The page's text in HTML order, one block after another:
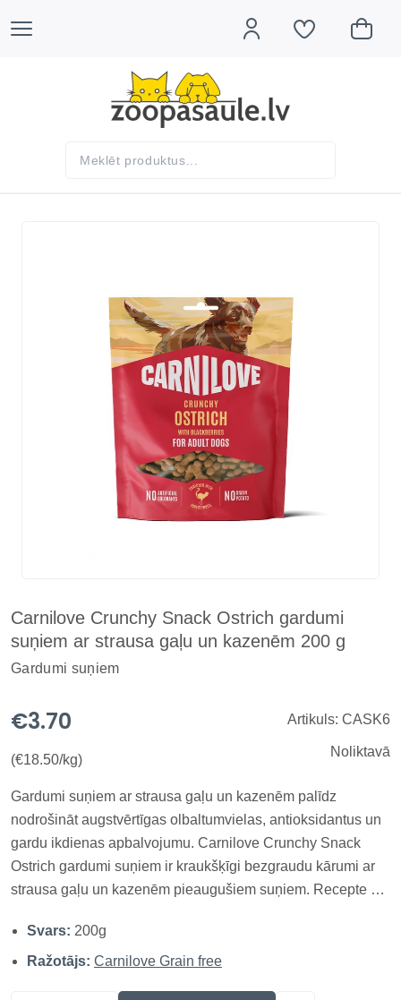
Carnilove Crunchy Snack Ostrich gardumi
suņiem ar strausa gaļu un kazenēm 200 g
Gardumi suņiem
€3.70
(€18.50/kg)
Artikuls: CASK6
Noliktavā
Gardumi suņiem ar strausa gaļu un kazenēm palīdz
nodrošināt augstvērtīgas olbaltumvielas, antioksidantus un
gardu ikdienas apbalvojumu. Carnilove Crunchy Snack
Ostrich gardumi suņiem ir kraukšķīgi bezgraudu kārumi ar
strausa gaļu un kazenēm pieaugušiem suņiem. Recepte ar
sagremojamas dzīvnieku olbaltumvielas, savukārt kazenes
palīdz nodrošināt dabī...
Svars: 200g
Ražotājs: Carnilove Grain free